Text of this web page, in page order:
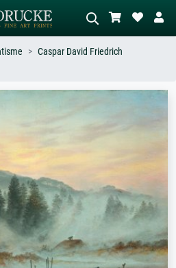
arbre.
Caspar David Friedrich